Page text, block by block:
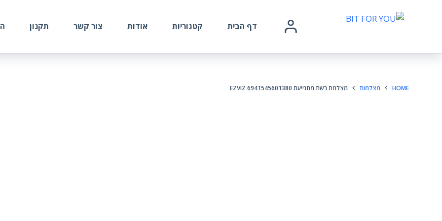
דף הבית קטגוריות אודות צור קשר תקנון
HOME מצלמות מצלמת רשת מתנייעת EZVIZ 6941545601380